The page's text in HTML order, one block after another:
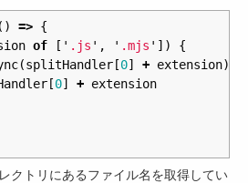
=> {
of [ ' .js ' , ' .mjs ' ])
{
(splitHandler[0] + extension))
[0] + extension
クトリにあるファイル名を取得してい